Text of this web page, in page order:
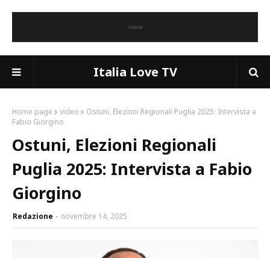
Italia Love TV
Home page video
Ostuni, Elezioni Regionali Puglia 2025: Intervista a
Fabio Giorgino
Ostuni, Elezioni Regionali
Puglia 2025: Intervista a Fabio
Giorgino
Redazione novembre 14, 2025